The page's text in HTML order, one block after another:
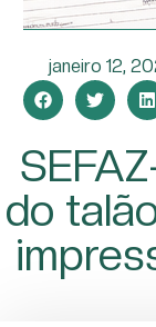
janeiro 12,
do